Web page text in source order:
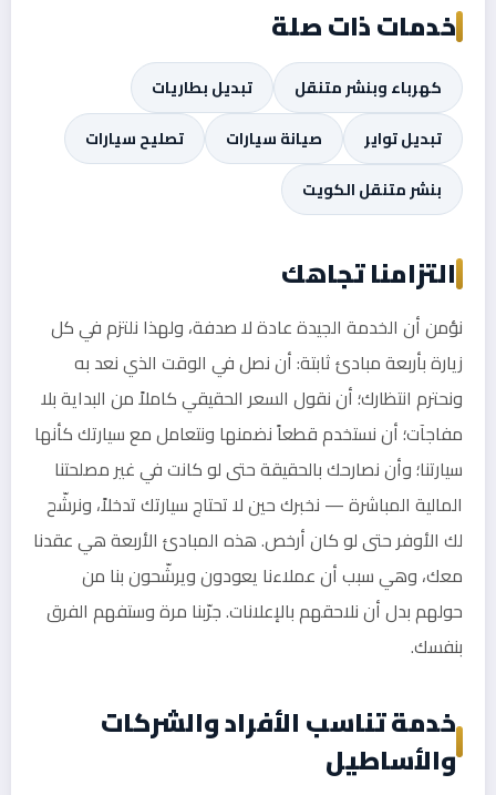
خدمات ذات صلة
كهرباء وبنشر متنقل
تبديل بطاريات
تبديل تواير
صيانة سيارات
تصليح سيارات
بنشر متنقل الكويت
التزامنا تجاهك
نؤمن أن الخدمة الجيدة عادة لا صدفة، ولهذا نلتزم في كل
زيارة بأربعة مبادئ ثابتة: أن نصل في الوقت الذي نعد به
ونحترم انتظارك؛ أن نقول السعر الحقيقي كاملاً من البداية بلا
مفاجآت؛ أن نستخدم قطعاً نضمنها ونتعامل مع سيارتك كأنها
سيارتنا؛ وأن نصارحك بالحقيقة حتى لو كانت في غير مصلحتنا
المالية المباشرة — نخبرك حين لا تحتاج سيارتك تدخلاً، ونرشّح
لك الأوفر حتى لو كان أرخص. هذه المبادئ الأربعة هي عقدنا
معك، وهي سبب أن عملاءنا يعودون ويرشّحون بنا من
حولهم بدل أن نلاحقهم بالإعلانات. جرّبنا مرة وستفهم الفرق
بنفسك.
خدمة تناسب الأفراد والشركات
والأساطيل